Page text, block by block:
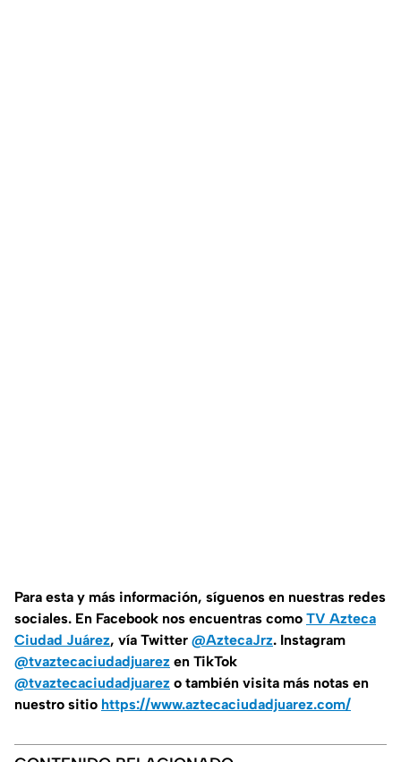
Para esta y más información, síguenos en nuestras redes
sociales. En Facebook nos encuentras como TV Azteca
Ciudad Juárez, vía Twitter @AztecaJrz. Instagram
@tvaztecaciudadjuarez en TikTok
@tvaztecaciudadjuarez o también visita más notas en
nuestro sitio https://www.aztecaciudadjuarez.com/